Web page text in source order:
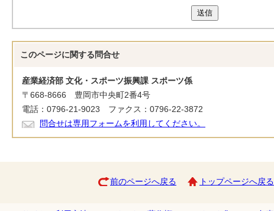
送信
このページに関する 問合せ
産業経済部 文化・スポーツ振興課 スポーツ係
〒668-8666 豊岡市中央町2番4号
電話：0796-21-9023 ファクス：0796-22-3872
問合せは専用フォームを利用してください。
前のページへ戻る トップページへ戻る